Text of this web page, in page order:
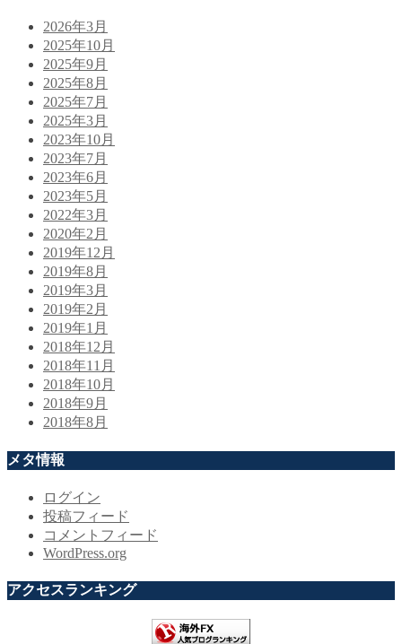
2026年3月
2025年10月
2025年9月
2025年8月
2025年7月
2025年3月
2023年10月
2023年7月
2023年6月
2023年5月
2022年3月
2020年2月
2019年12月
2019年8月
2019年3月
2019年2月
2019年1月
2018年12月
2018年11月
2018年10月
2018年9月
2018年8月
メタ情報
ログイン
投稿フィード
コメントフィード
WordPress.org
アクセスランキング